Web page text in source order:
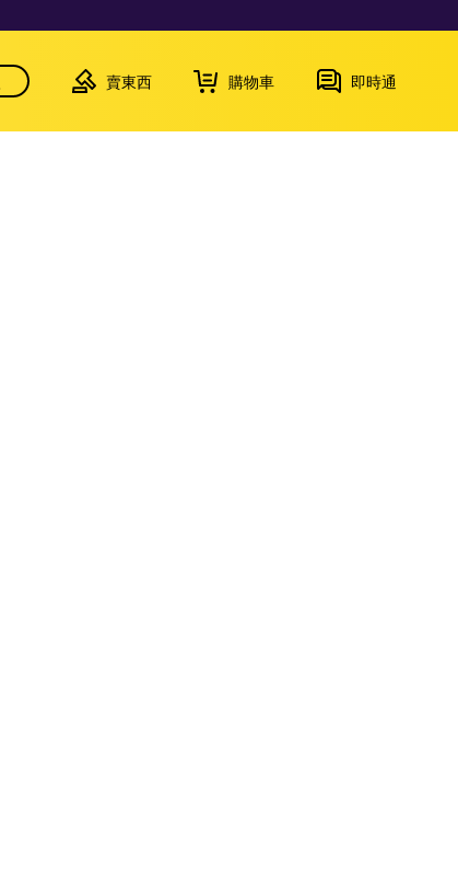
賣東西 購物車 即時通